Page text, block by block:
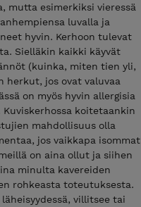
mutta esimerkiksi vieressä
luvalla ja
hyvin. Kerhoon tulevat
Sielläkin kaikki käyvät
(kuinka, miten tien yli,
herkut, jos ovat valuvaa
on myös hyvin allergisia
koitetaankin
mahdollisuus olla
jos vaikkapa isommat
on aina ollut ja siihen
minulta kavereiden
rohkeasta toteutuksesta.
villitsee tai